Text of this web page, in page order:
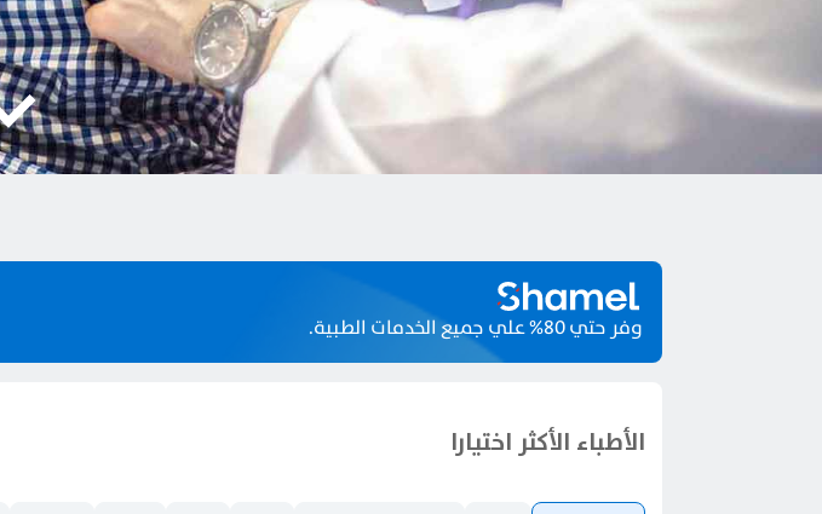
وفر حتي 80% علي جميع الخدمات الطبية.
الأطباء الأكثر اختيارا